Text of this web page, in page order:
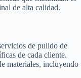
de alta calidad.
de pulido de
de cada cliente.
materiales, incluyendo